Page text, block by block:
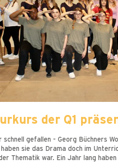
der Q1
schnell gefallen - Georg Büchners
sie das Drama doch im
Thematik war. Ein Jahr lang